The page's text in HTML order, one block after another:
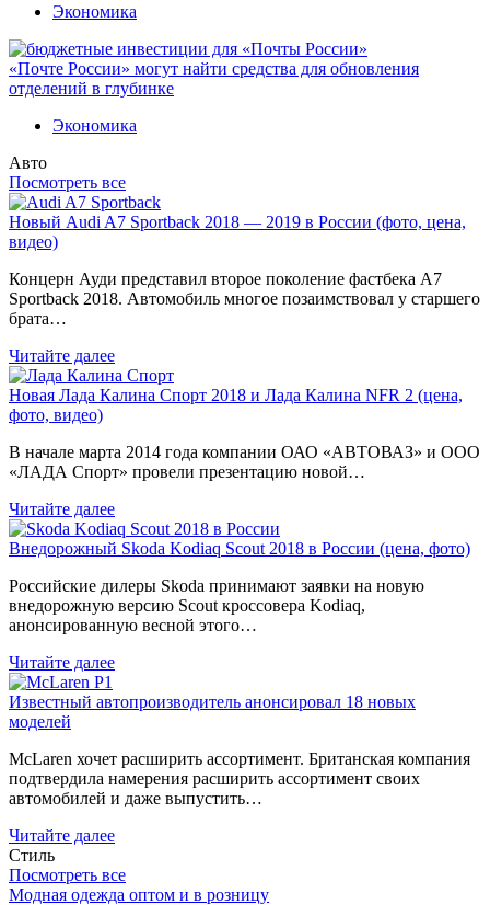
Экономика
«Почте России» могут найти средства для обновления
отделений в глубинке
Экономика
Авто
Посмотреть все
Новый Audi A7 Sportback 2018 — 2019 в России (фото, цена,
видео)
Концерн Ауди представил второе поколение фастбека A7
Sportback 2018. Автомобиль многое позаимствовал у старшего
брата…
Читайте далее
Новая Лада Калина Спорт 2018 и Лада Калина NFR 2 (цена,
фото, видео)
В начале марта 2014 года компании ОАО «АВТОВАЗ» и ООО
«ЛАДА Спорт» провели презентацию новой…
Читайте далее
Внедорожный Skoda Kodiaq Scout 2018 в России (цена, фото)
Российские дилеры Skoda принимают заявки на новую
внедорожную версию Scout кроссовера Kodiaq,
анонсированную весной этого…
Читайте далее
Известный автопроизводитель анонсировал 18 новых
моделей
McLaren хочет расширить ассортимент. Британская компания
подтвердила намерения расширить ассортимент своих
автомобилей и даже выпустить…
Читайте далее
Стиль
Посмотреть все
Модная одежда оптом и в розницу